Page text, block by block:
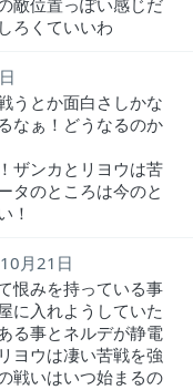
敵位置っぽい感じだ
ろくていいわ
うとか面白さしかな
なぁ！どうなるのか
ザンカとリヨウは苦
タのところは今のと
！
10月21日
恨みを持っている事
に入れようしていた
る事とネルデが静電
ヨウは凄い苦戦を強
戦いはいつ始まるの